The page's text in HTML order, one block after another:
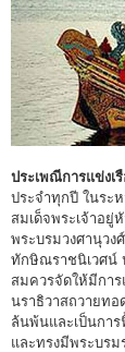
ประเพณีการแข่งเ
ประจำทุกปี ในระ
สมเด็จพระเจ้าอยู่
พระบรมวงศานุว
ทักษิณราชนิเวศน์
สมควรจัดให้มีการ
นราธิวาสถวายท
ล้นพ้นและเป็นกา
และทรงมีพระบร